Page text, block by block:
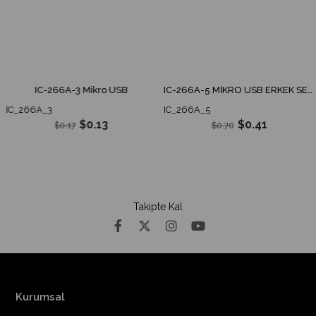
IC-266A-3 Mikro USB
IC_266A_3
$0.13
$0.17
IC-266A-5 MİKRO USB ERKEK SEYYAR KAPAKLI
IC_266A_5
$0.41
$0.70
Takipte Kal
Kurumsal